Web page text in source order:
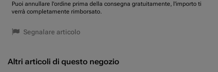
Puoi annullare l'ordine prima della consegna gratuitamente, l'importo ti
verrà completamente rimborsato.
Segnalare articolo
Altri articoli di questo negozio